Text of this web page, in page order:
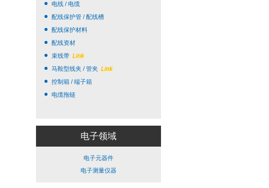
电线 / 电缆
配线保护管 / 配线槽
配线保护材料
配线资材
束线带 Link
马鞍型线夹 / 管夹 Link
控制箱 / 端子箱
电缆拖链
电子领域
电子元器件
电子测量仪器